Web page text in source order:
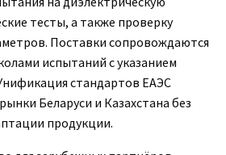
тесты, а также проверку
Поставки сопровождаются
испытаний с указанием
стандартов ЕАЭС
Беларуси и Казахстана без
продукции.